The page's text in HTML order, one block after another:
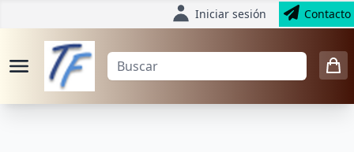
Iniciar sesión Contacto